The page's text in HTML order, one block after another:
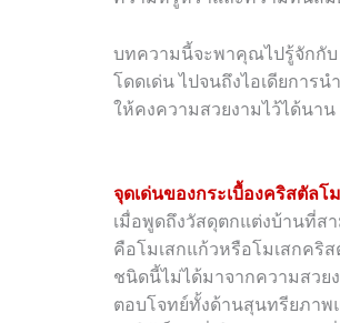
บทความนี้จะพาคุณไปรู้จักกับ
โดดเด่น ไปจนถึงไอเดียการ
ให้คงความสวยงามไว้ได้นาน
จุดเด่นของกระเบื้องคริสตัลโ
เมื่อพูดถึงวัสดุตกแต่งบ้านที่ส
คือโมเสกแก้วหรือโมเสกคริ
ชนิดนี้ไม่ได้มาจากความสวย
ตอบโจทย์ทั้งด้านสุนทรียภาพ